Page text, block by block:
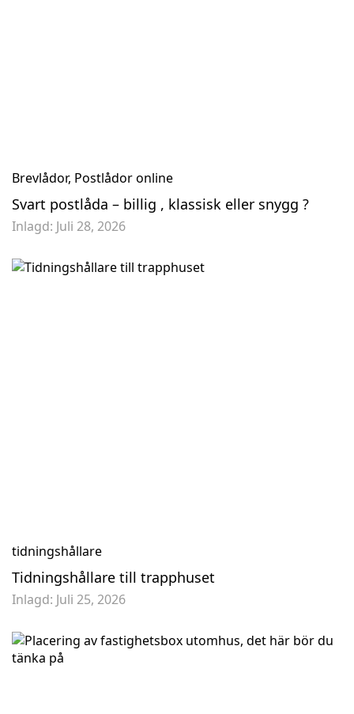
Brevlådor, Postlådor online
Svart postlåda – billig , klassisk eller snygg ?
Inlagd: Juli 28, 2026
tidningshållare
Tidningshållare till trapphuset
Inlagd: Juli 25, 2026